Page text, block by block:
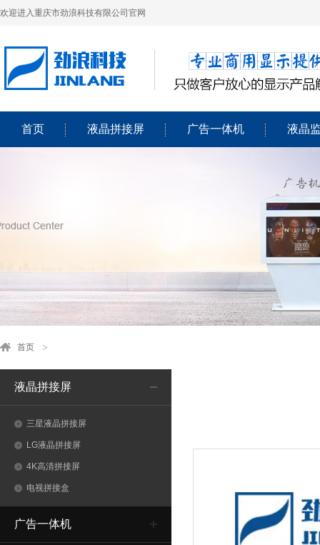
欢迎进入重庆市劲浪科技有限公司官网
首页 液晶拼接屏 广告一体机 液晶
首页
液晶拼接屏
三星液晶拼接屏
LG液晶拼接屏
4K高清拼接屏
电视拼接盒
广告一体机